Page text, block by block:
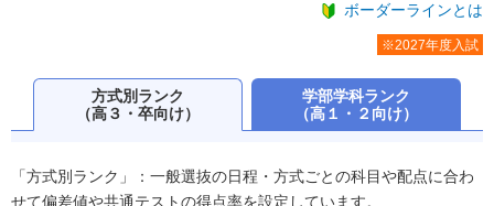
ボーダーラインとは
※2027年度入試
方式別ランク
（高３・卒向け）
学部学科ランク
（高１・２向け）
「方式別ランク」：一般選抜の日程・方式ごとの科目や配点に合わ
せて偏差値や共通テストの得点率を設定しています。